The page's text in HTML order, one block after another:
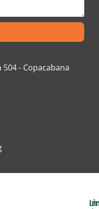
504 - Copacabana